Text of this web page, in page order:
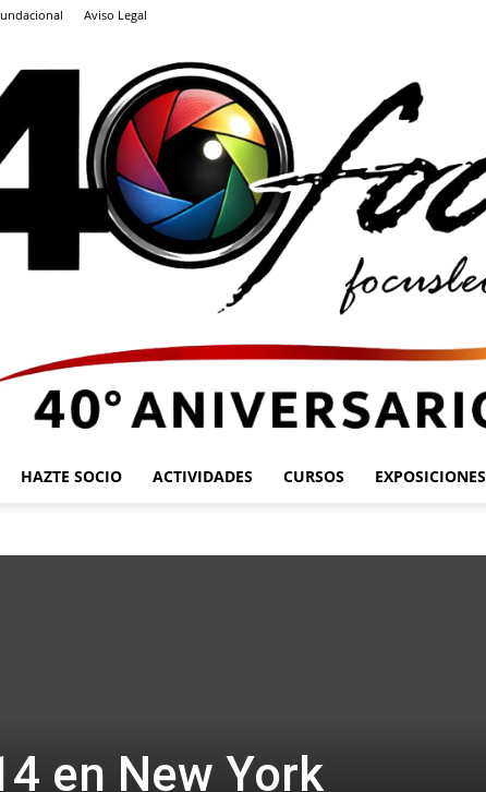
Aviso Legal
HAZTE SOCIO ACTIVIDADES CURSOS EXPOSICIONES
en New York